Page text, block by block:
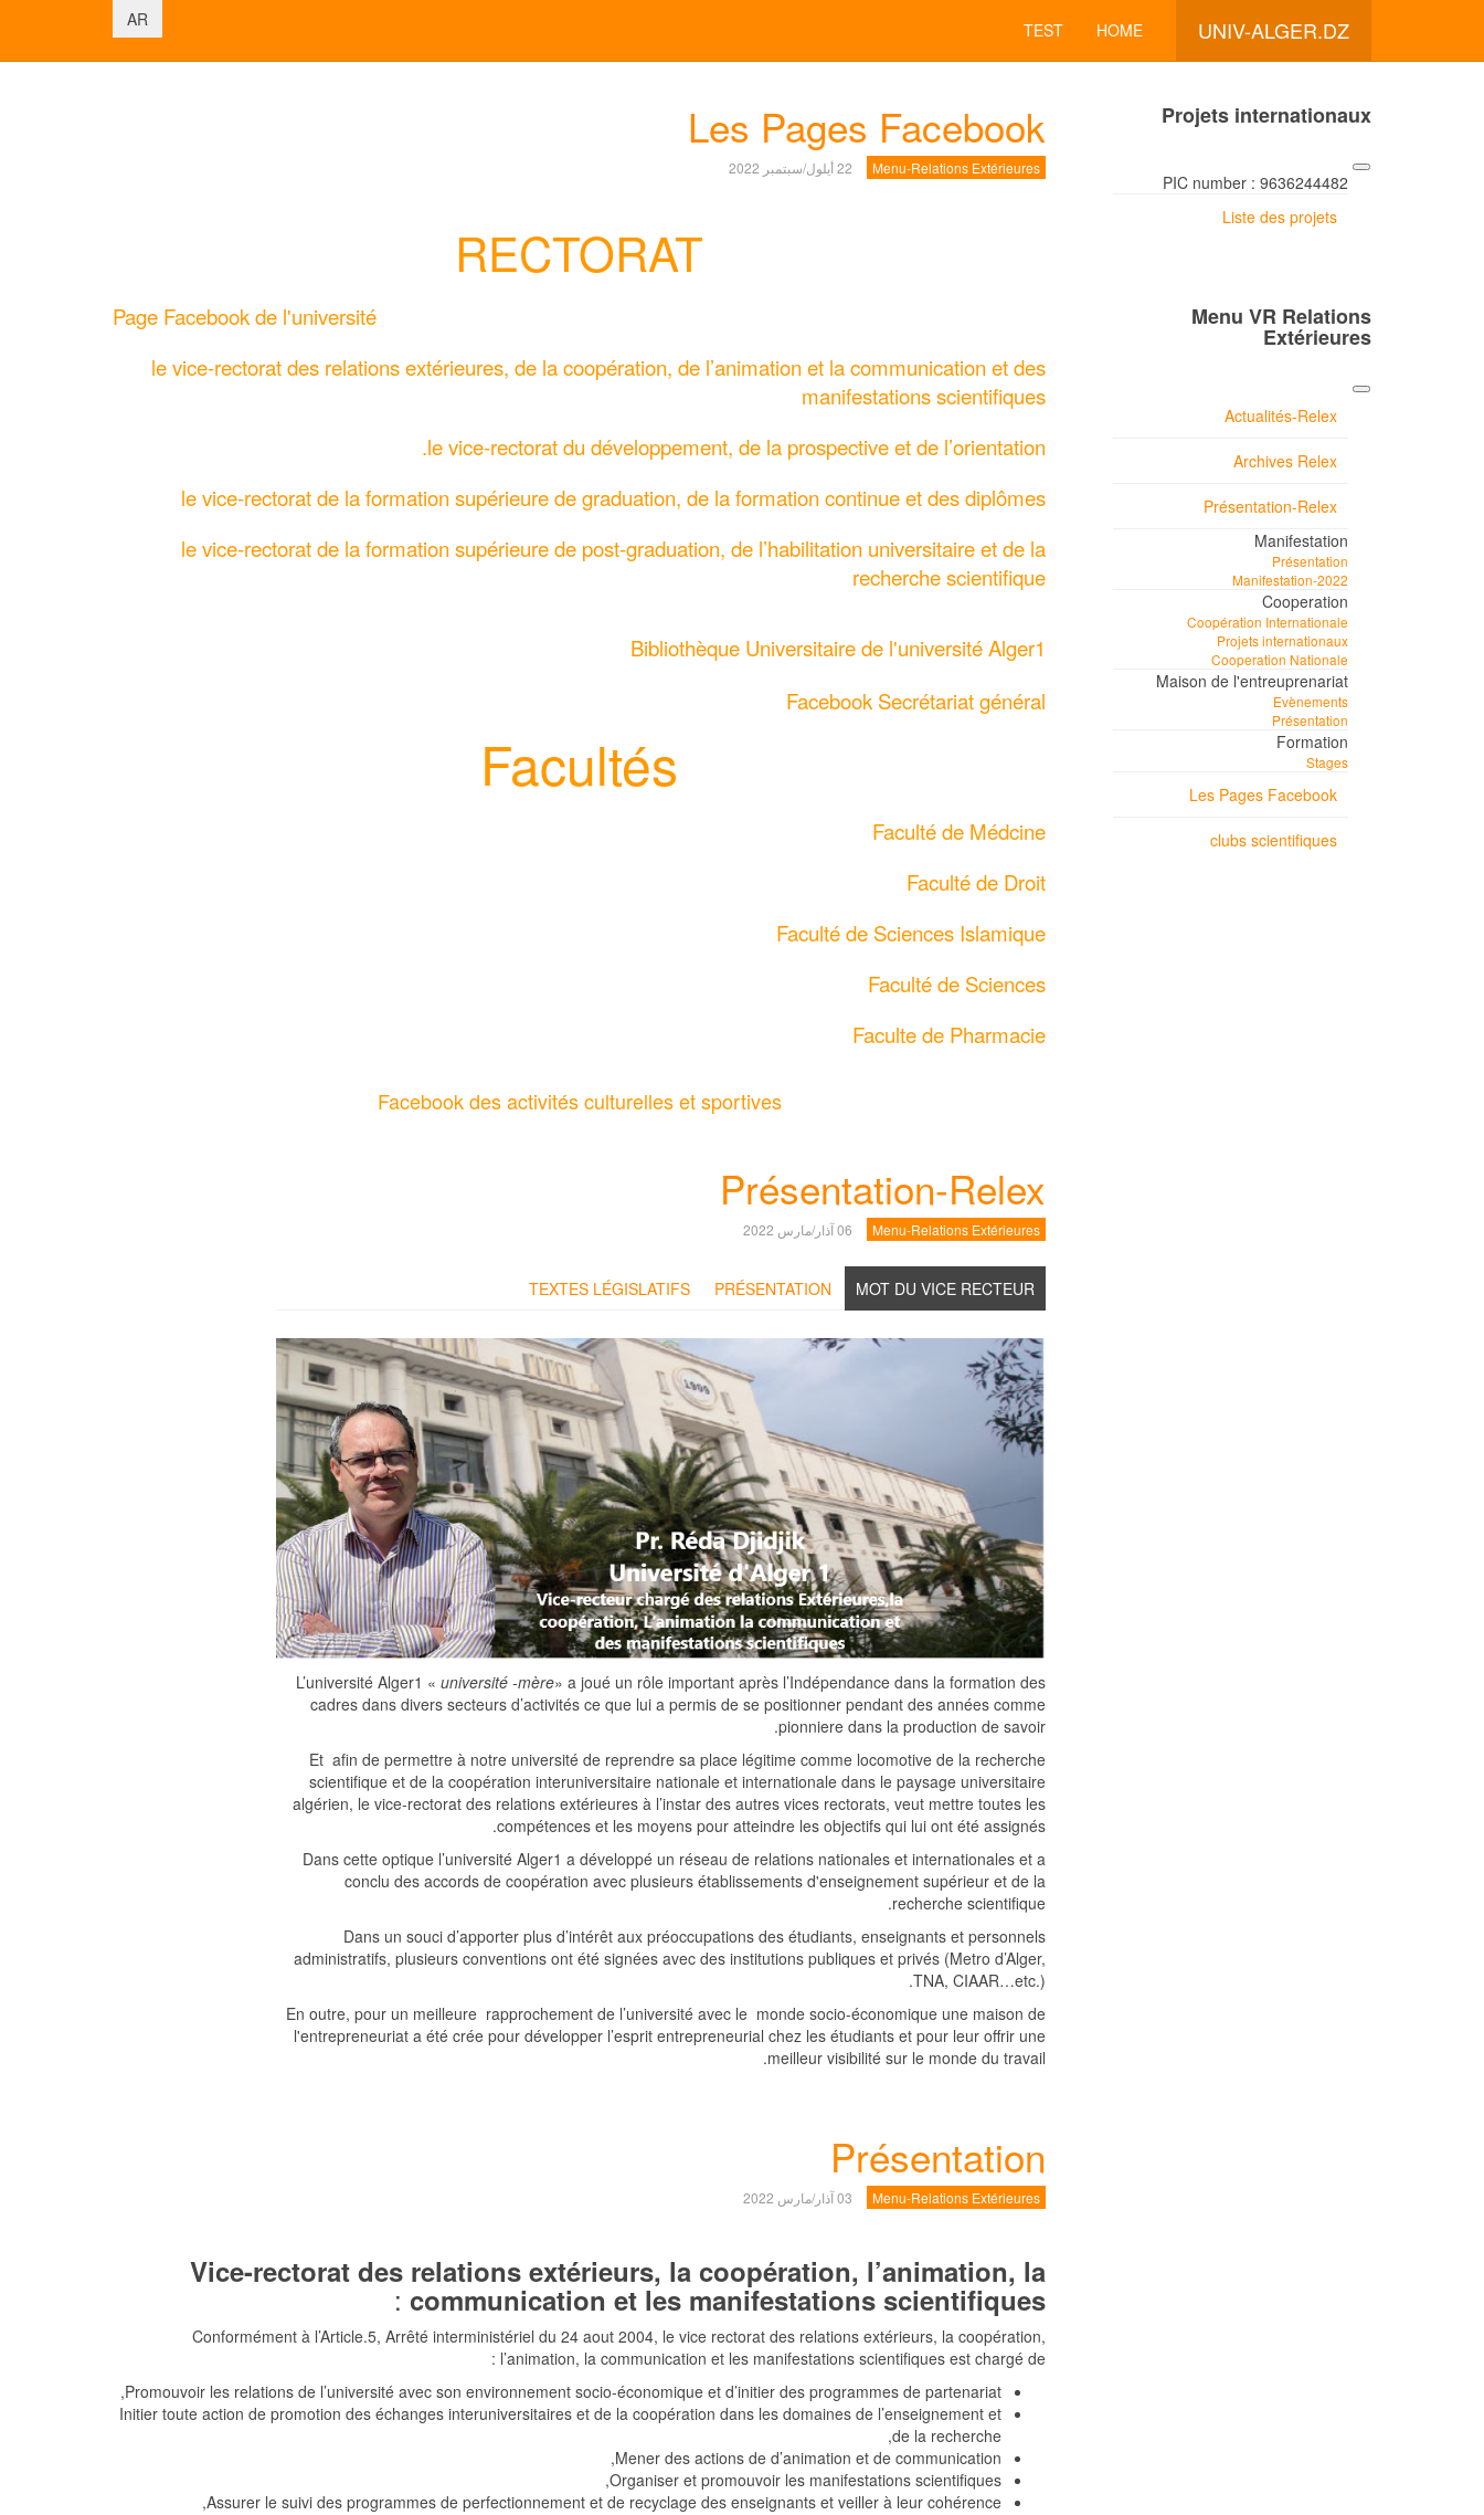
UNIV-ALGER.DZ
اختر لغتك
AR HOME
TEST
Les Pages Facebook
Menu-Relations Extérieures 22 أيلول/سبتمبر 2022
RECTORAT
Page Facebook de l'université
le vice-rectorat des relations extérieures, de la coopération, de l’animation et la communication et des
manifestations scientifiques
le vice-rectorat du développement, de la prospective et de l’orientation.
le vice-rectorat de la formation supérieure de graduation, de la formation continue et des diplômes
le vice-rectorat de la formation supérieure de post-graduation, de l’habilitation universitaire et de la
recherche scientifique
Bibliothèque Universitaire de l'université Alger1
Facebook Secrétariat général
Facultés
Faculté de Médcine
Faculté de Droit
Faculté de Sciences Islamique
Faculté de Sciences
Faculte de Pharmacie
Facebook des activités culturelles et sportives
Présentation-Relex
Menu-Relations Extérieures 06 آذار/مارس 2022
MOT DU VICE RECTEUR
PRÉSENTATION
TEXTES LÉGISLATIFS
L’université Alger1 « université -mère» a joué un rôle important après l’Indépendance dans la formation des
cadres dans divers secteurs d’activités ce que lui a permis de se positionner pendant des années comme
pionniere dans la production de savoir.
Et afin de permettre à notre université de reprendre sa place légitime comme locomotive de la recherche
scientifique et de la coopération interuniversitaire nationale et internationale dans le paysage universitaire
algérien, le vice-rectorat des relations extérieures à l’instar des autres vices rectorats, veut mettre toutes les
compétences et les moyens pour atteindre les objectifs qui lui ont été assignés.
Dans cette optique l’université Alger1 a développé un réseau de relations nationales et internationales et a
conclu des accords de coopération avec plusieurs établissements d'enseignement supérieur et de la
recherche scientifique.
Dans un souci d’apporter plus d’intérêt aux préoccupations des étudiants, enseignants et personnels
administratifs, plusieurs conventions ont été signées avec des institutions publiques et privés (Metro d’Alger,
TNA, CIAAR…etc.).
En outre, pour un meilleure rapprochement de l’université avec le monde socio-économique une maison de
l'entrepreneuriat a été crée pour développer l’esprit entrepreneurial chez les étudiants et pour leur offrir une
meilleur visibilité sur le monde du travail.
Présentation
Menu-Relations Extérieures 03 آذار/مارس 2022
Vice-rectorat des relations extérieurs, la coopération, l’animation, la
communication et les manifestations scientifiques
:
Conformément à l’Article.5, Arrêté interministériel du 24 aout 2004, le vice rectorat des relations extérieurs, la coopération,
l’animation, la communication et les manifestations scientifiques est chargé de :
Promouvoir les relations de l’université avec son environnement socio-économique et d’initier des programmes de partenariat,
Initier toute action de promotion des échanges interuniversitaires et de la coopération dans les domaines de l’enseignement et
de la recherche,
Mener des actions de d’animation et de communication,
Organiser et promouvoir les manifestations scientifiques,
Assurer le suivi des programmes de perfectionnement et de recyclage des enseignants et veiller à leur cohérence,
Projets internationaux
PIC number : 9636244482
Liste des projets
Menu VR Relations
Extérieures
Actualités-Relex
Archives Relex
Présentation-Relex
Manifestation
Présentation
Manifestation-2022
Cooperation
Coopération Internationale
Projets internationaux
Cooperation Nationale
Maison de l'entreuprenariat
Evènements
Présentation
Formation
Stages
Les Pages Facebook
clubs scientifiques